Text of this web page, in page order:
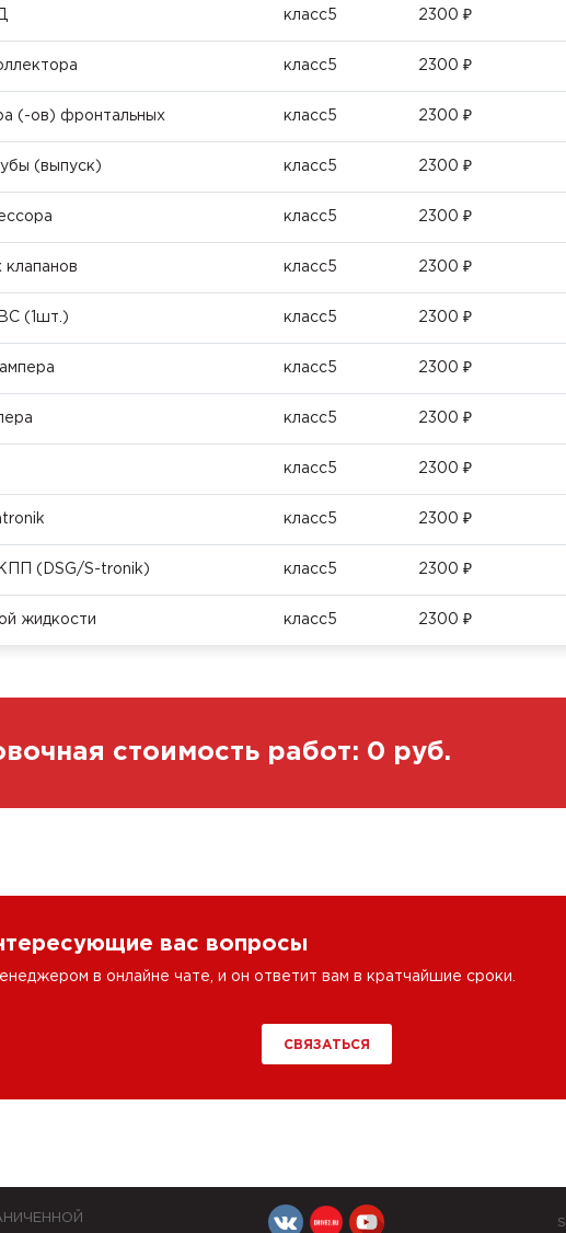
класс5 2300 ₽
класс5 2300 ₽
(-ов) фронтальных класс5 2300 ₽
(выпуск) класс5 2300 ₽
класс5 2300 ₽
клапанов класс5 2300 ₽
(1шт.) класс5 2300 ₽
класс5 2300 ₽
класс5 2300 ₽
класс5 2300 ₽
класс5 2300 ₽
(DSG/S-tronik) класс5 2300 ₽
жидкости класс5 2300 ₽
стоимость работ: 0 руб.
вас вопросы
в онлайне чате, и он ответит вам в кратчайшие сроки.
СВЯЗАТЬСЯ